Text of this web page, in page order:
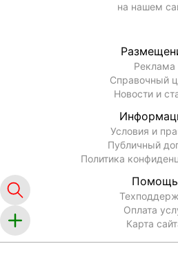
на нашем
Реклама
Справочный
Новости и
Условия и
Публичный
Политика
Помощь
Оплата
Карта